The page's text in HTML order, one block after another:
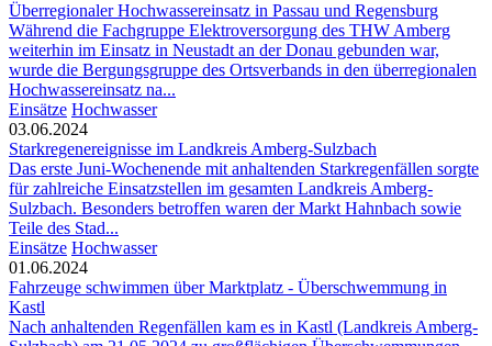
Überregionaler Hochwassereinsatz in Passau und Regensburg
Während die Fachgruppe Elektroversorgung des THW Amberg
weiterhin im Einsatz in Neustadt an der Donau gebunden war,
wurde die Bergungsgruppe des Ortsverbands in den überregionalen
Hochwassereinsatz na...
Einsätze Hochwasser
03.06.2024
Starkregenereignisse im Landkreis Amberg-Sulzbach
Das erste Juni-Wochenende mit anhaltenden Starkregenfällen sorgte
für zahlreiche Einsatzstellen im gesamten Landkreis Amberg-
Sulzbach. Besonders betroffen waren der Markt Hahnbach sowie
Teile des Stad...
Einsätze Hochwasser
01.06.2024
Fahrzeuge schwimmen über Marktplatz - Überschwemmung in
Kastl
Nach anhaltenden Regenfällen kam es in Kastl (Landkreis Amberg-